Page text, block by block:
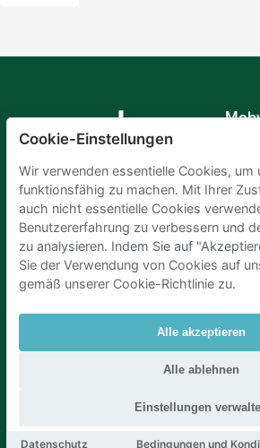
Parkplaetze Amsterdam|Parkeren Brussel
Parken Flughafen Zuerich|Parken
Cookie-Einstellungen
Wir verwenden essentielle Cookies, um
funktionsfähig zu machen. Mit Ihrer
auch nicht essentielle Cookies
Benutzererfahrung zu verbessern und
zu analysieren. Indem Sie auf
Sie der Verwendung von Cookies auf
gemäß unserer Cookie-Richtlinie zu.
Alle akzeptieren
Alle ablehnen
Einstellungen
Datenschutz Bedingungen und